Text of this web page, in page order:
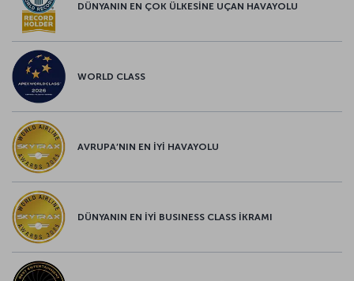
DÜNYANIN EN ÇOK ÜLKESİNE UÇAN HAVAYOLU
WORLD CLASS
AVRUPA’NIN EN İYİ HAVAYOLU
DÜNYANIN EN İYİ BUSINESS CLASS İKRAMI